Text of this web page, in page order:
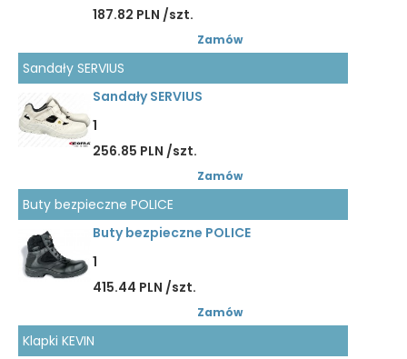
187.82 PLN /szt.
Zamów
Sandały SERVIUS
Sandały SERVIUS
1
256.85 PLN /szt.
Zamów
Buty bezpieczne POLICE
Buty bezpieczne POLICE
1
415.44 PLN /szt.
Zamów
Klapki KEVIN